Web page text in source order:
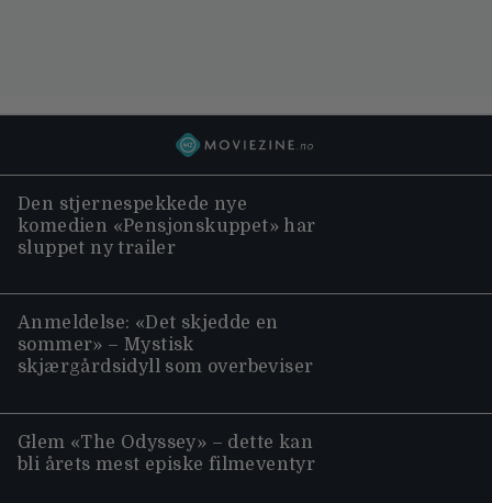
Den stjernespekkede nye
komedien «Pensjonskuppet» har
sluppet ny trailer
Anmeldelse: «Det skjedde en
sommer» – Mystisk
skjærgårdsidyll som overbeviser
Glem «The Odyssey» – dette kan
bli årets mest episke filmeventyr